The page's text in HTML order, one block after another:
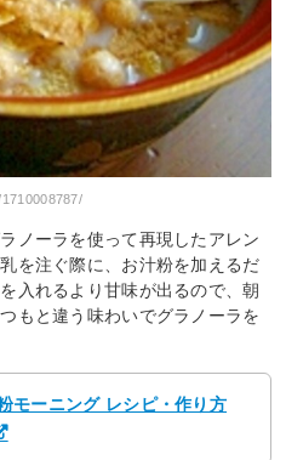
ノーラを使って再現したアレン
を注ぐ際に、お汁粉を加えるだ
入れるより甘味が出るので、朝
もと違う味わいでグラノーラを
モーニング レシピ・作り方